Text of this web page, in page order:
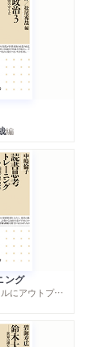
編
ング
─ＡＩ活用でロジカルにアウトプットする技法